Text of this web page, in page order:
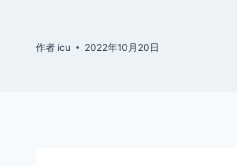
作者 icu 2022年10月20日